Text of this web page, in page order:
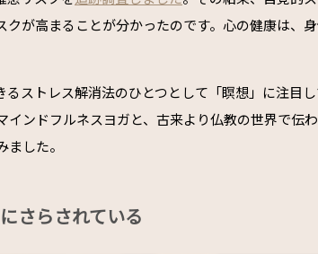
クが高まることが分かったのです。心の健康は、
るストレス解消法のひとつとして「瞑想」に注目
インドフルネスヨガと、古来より仏教の世界で伝
した。
さらされている